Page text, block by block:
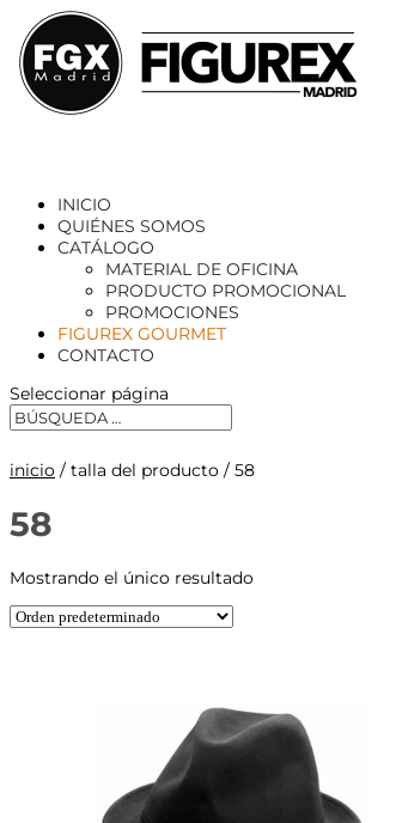
INICIO
QUIÉNES SOMOS
CATÁLOGO
MATERIAL DE OFICINA
PRODUCTO PROMOCIONAL
PROMOCIONES
FIGUREX GOURMET
CONTACTO
Seleccionar página
inicio / talla del producto / 58
58
Mostrando el único resultado